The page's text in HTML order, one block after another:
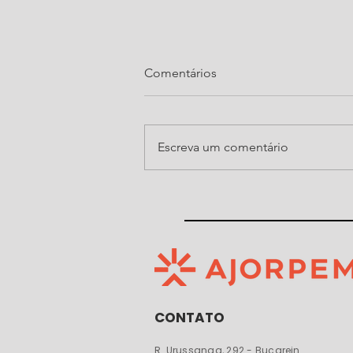
do Senhor Bom Jesus de
Araquari
Comentários
Escreva um comentário
CONTATO